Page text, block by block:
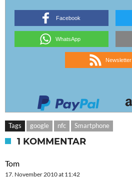
Facebook
WhatsApp
Newsletter
Tags google nfc Smartphone
1 KOMMENTAR
Tom
17. November 2010 at 11:42